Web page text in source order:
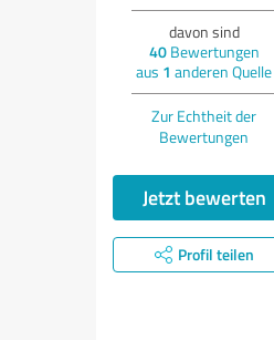
davon sind
40Bewertungen
aus 1 anderen Quelle
Zur Echtheit der
Bewertungen
Jetzt bewerten
Profil teilen